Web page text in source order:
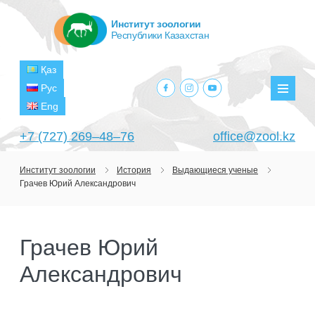
+7 (727) 269‒48‒76 office@zool.kz
Қаз
Рус
Eng
facebook.com
instagram.com
youtube.com
Институт зоологии
Республики Казахстан
ГЛАВНАЯ
ЦЕЛИ И ЗАДАЧИ
РУКОВОДСТВО
ПОДРАЗДЕЛЕНИЯ
ЛАБОРАТОРИИ
ПРОЕКТЫ
Институт зоологии История
Выдающиеся ученые
Грачев Юрий Александрович
Грачев Юрий
Александрович